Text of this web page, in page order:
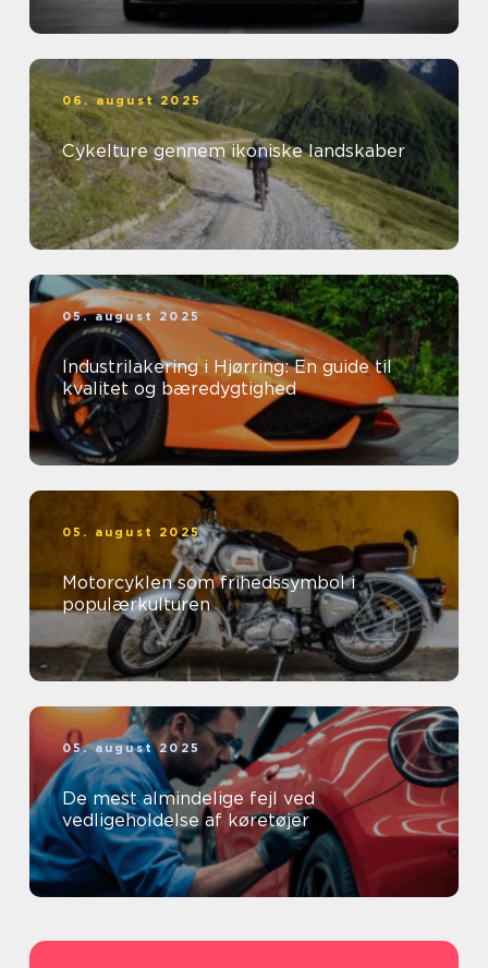
06. august 2025
Cykelture gennem ikoniske landskaber
05. august 2025
Industrilakering i Hjørring: En guide til
kvalitet og bæredygtighed
05. august 2025
Motorcyklen som frihedssymbol i
populærkulturen
05. august 2025
De mest almindelige fejl ved
vedligeholdelse af køretøjer